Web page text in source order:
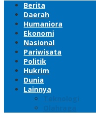
Berita
Daerah
Humaniora
Ekonomi
Nasional
Pariwisata
Politik
Hukrim
Dunia
Lainnya
Teknologi
Olahraga